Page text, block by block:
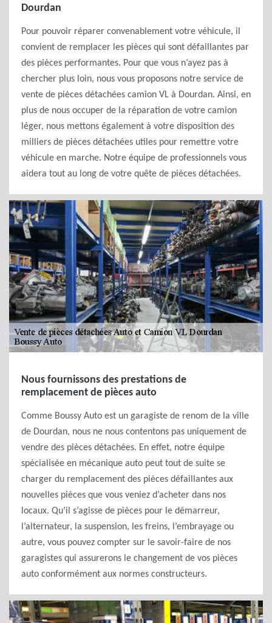
Dourdan
Pour pouvoir réparer convenablement votre véhicule, il
convient de remplacer les pièces qui sont défaillantes par
des pièces performantes. Pour que vous n’ayez pas à
chercher plus loin, nous vous proposons notre service de
vente de pièces détachées camion VL à Dourdan. Ainsi, en
plus de nous occuper de la réparation de votre camion
léger, nous mettons également à votre disposition des
milliers de pièces détachées utiles pour remettre votre
véhicule en marche. Notre équipe de professionnels vous
aidera tout au long de votre quête de pièces détachées.
Nous fournissons des prestations de
remplacement de pièces auto
Comme Boussy Auto est un garagiste de renom de la ville
de Dourdan, nous ne nous contentons pas uniquement de
vendre des pièces détachées. En effet, notre équipe
spécialisée en mécanique auto peut tout de suite se
charger du remplacement des pièces défaillantes aux
nouvelles pièces que vous veniez d’acheter dans nos
locaux. Qu’il s’agisse de pièces pour le démarreur,
l’alternateur, la suspension, les freins, l’embrayage ou
autre, vous pouvez compter sur le savoir-faire de nos
garagistes qui assurerons le changement de vos pièces
auto conformément aux normes constructeurs.